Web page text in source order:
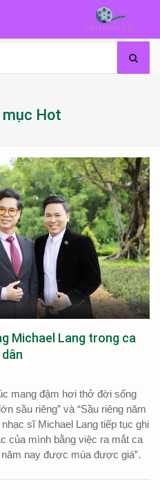
mục Hot
Michael Lang trong ca
mang đậm hơi thở đời sống
sầu riêng” và “Sầu riêng năm
sĩ Michael Lang tiếp tục ghi
của mình bằng việc ra mắt ca
nay được mùa được giá”.